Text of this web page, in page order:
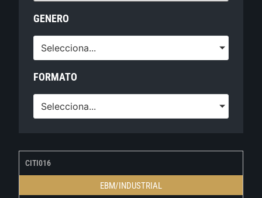
GENERO
Selecciona...
FORMATO
Selecciona...
CITI016
EBM/INDUSTRIAL